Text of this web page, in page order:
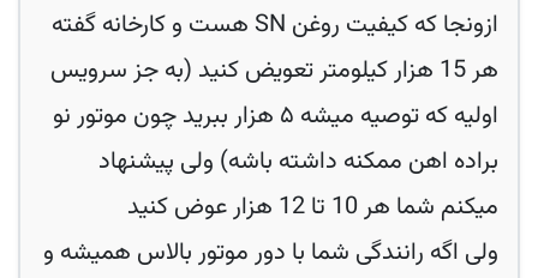
ازونجا که کیفیت روغن SN هست و کارخانه گفته
هر 15 هزار کیلومتر تعویض کنید (به جز سرویس
اولیه که توصیه میشه ۵ هزار ببرید چون موتور نو
براده اهن ممکنه داشته باشه) ولی پیشنهاد
میکنم شما هر 10 تا 12 هزار عوض کنید
ولی اگه رانندگی شما با دور موتور بالاس همیشه و